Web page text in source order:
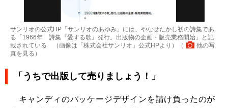
サンリオの公式HP「サンリオのあゆみ」には、やなせたかし初の詩集であ
る「1966年 詩集『愛する歌』発行。出版物の企画・販売業務開始」と記
載されている （画像は「株式会社サンリオ」公式HPより）（
他の写
真を見る ）
「うちで出版して売りましょう！」
キャンディのパッケージデザインを請け負ったのが